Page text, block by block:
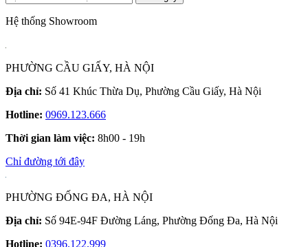
Hệ thống Showroom
PHƯỜNG CẦU GIẤY, HÀ NỘI
Địa chỉ: Số 41 Khúc Thừa Dụ, Phường Cầu Giấy, Hà Nội
Hotline: 0969.123.666
Thời gian làm việc: 8h00 - 19h
Chỉ đường tới đây
PHƯỜNG ĐỐNG ĐA, HÀ NỘI
Địa chỉ: Số 94E-94F Đường Láng, Phường Đống Đa, Hà Nội
Hotline: 0396.122.999